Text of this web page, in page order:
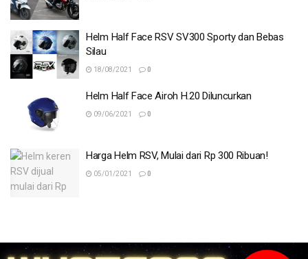
Helm Half Face RSV SV300 Sporty dan Bebas
Silau
18/08/2021 0
Helm Half Face Airoh H.20 Diluncurkan
09/06/2021 0
Harga Helm RSV, Mulai dari Rp 300 Ribuan!
05/01/2021 0